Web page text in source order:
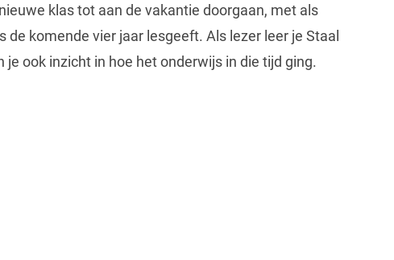
klas tot aan de vakantie doorgaan, met als
de komende vier jaar lesgeeft. Als lezer leer je Staal
je ook inzicht in hoe het onderwijs in die tijd ging.